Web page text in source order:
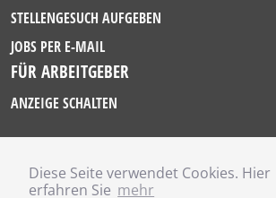
Diese Seite verwendet Cookies. Hier
erfahren Sie mehr
STELLENGESUCH AUFGEBEN
JOBS PER E-MAIL
FÜR ARBEITGEBER
ANZEIGE SCHALTEN
IMPRESSUM